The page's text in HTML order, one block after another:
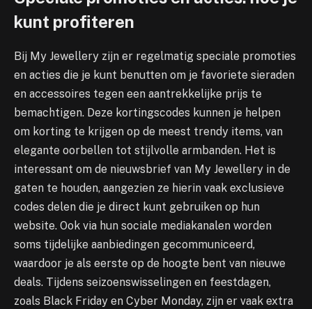
kunt profiteren
Bij My Jewellery zijn er regelmatig speciale promoties
en acties die je kunt benutten om je favoriete sieraden
en accessoires tegen een aantrekkelijke prijs te
bemachtigen. Deze kortingscodes kunnen je helpen
om korting te krijgen op de meest trendy items, van
elegante oorbellen tot stijlvolle armbanden. Het is
interessant om de nieuwsbrief van My Jewellery in de
gaten te houden, aangezien ze hierin vaak exclusieve
codes delen die je direct kunt gebruiken op hun
website. Ook via hun sociale mediakanalen worden
soms tijdelijke aanbiedingen gecommuniceerd,
waardoor je als eerste op de hoogte bent van nieuwe
deals. Tijdens seizoenswisselingen en feestdagen,
zoals Black Friday en Cyber Monday, zijn er vaak extra